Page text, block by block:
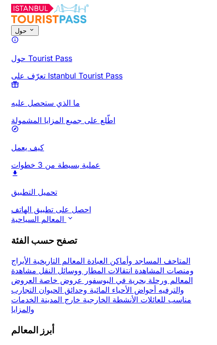
حول
حول Tourist Pass
تعرّف على Istanbul Tourist Pass
ما الذي ستحصل عليه
اطّلع على جميع المزايا المشمولة
كيف يعمل
عملية بسيطة من 3 خطوات
تحميل التطبيق
احصل على تطبيق الهاتف
المعالم السياحية
تصفح حسب الفئة
المتاحف المساجد وأماكن العبادة المعالم التاريخية الأبراج
ومنصات المشاهدة انتقالات المطار ووسائل النقل مشاهدة
المعالم ورحلة بحرية في البوسفور عروض خاصة العروض
والترفيه أحواض الأحياء المائية وحدائق الحيوان التجارب
مناسب للعائلات الأنشطة الخارجية خارج المدينة الخدمات
والمزايا
أبرز المعالم